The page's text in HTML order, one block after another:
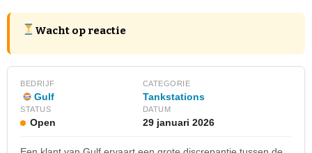
Wacht op reactie
BEDRIJF
Gulf
CATEGORIE
Tankstations
STATUS
Open
DATUM
29 januari 2026